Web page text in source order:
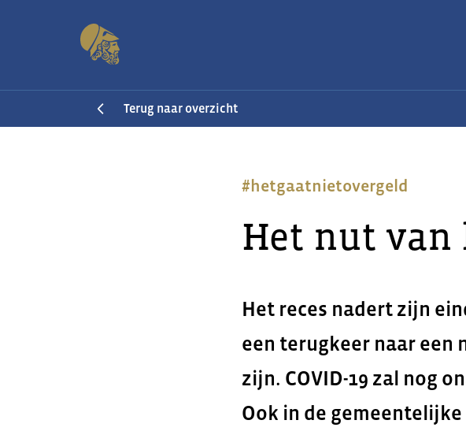
Terug naar overzicht
#hetgaatnietovergeld
Het nut van
Het reces nadert zijn
een terugkeer naar een
zijn. COVID-19 zal nog
Ook in de